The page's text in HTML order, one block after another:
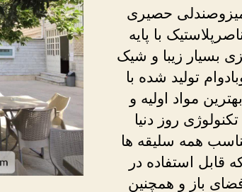
حصیری
ناصرپلاستیک با پایه
بسیار زیبا و شیک
تولید شده با
بهترین مواد اولیه و
تکنولوژی روز دنیا
همه سلیقه ها
قابل استفاده در
باز و همچنین